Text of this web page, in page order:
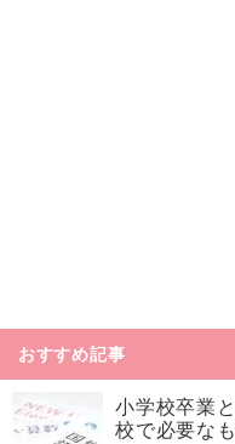
おすすめ記事
小学校卒業
校で必要な